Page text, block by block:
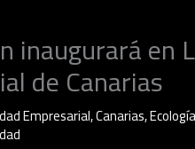
inaugurará en
de Canarias
Empresarial,Canarias,